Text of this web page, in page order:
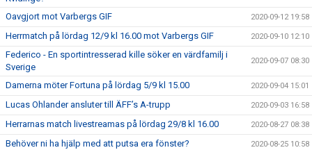
Oavgjort mot Varbergs GIF
2020-09-12 19:58
Herrmatch på lördag 12/9 kl 16.00 mot Varbergs GIF 2020-09-10 12:10
Federico - En sportintresserad kille söker en värdfamilj i
Sverige
2020-09-07 08:30
Damerna möter Fortuna på lördag 5/9 kl 15.00 2020-09-04 15:01
Lucas Ohlander ansluter till ÄFF’s A-trupp 2020-09-03 16:58
Herrarnas match livestreamas på lördag 29/8 kl 16.00 2020-08-27 08:38
Behöver ni ha hjälp med att putsa era fönster? 2020-08-25 10:58